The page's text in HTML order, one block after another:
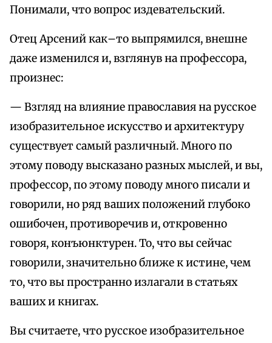
Понимали, что вопрос издевательский.
Отец Арсений как–то выпрямился, внешне
даже изменился и, взглянув на профессора,
произнес:
— Взгляд на влияние православия на русское
изобразительное искусство и архитектуру
существует самый различный. Много по
этому поводу высказано разных мыслей, и вы,
профессор, по этому поводу много писали и
говорили, но ряд ваших положений глубоко
ошибочен, противоречив и, откровенно
говоря, конъюнктурен. То, что вы сейчас
говорили, значительно ближе к истине, чем
то, что вы пространно излагали в статьях
ваших и книгах.
Вы считаете, что русское изобразительное